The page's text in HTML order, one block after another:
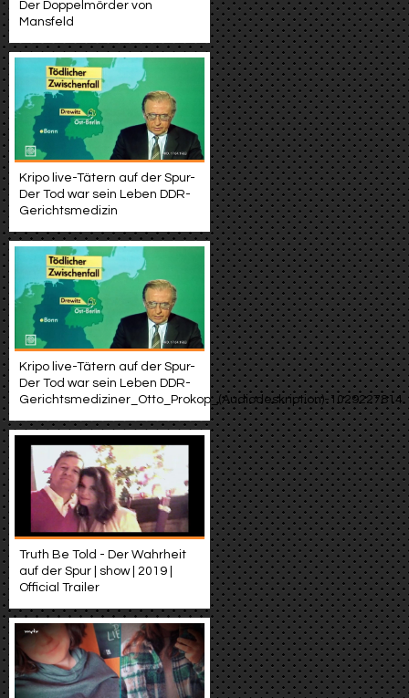
Der Doppelmörder von
Mansfeld
Kripo live-Tätern auf der Spur-
Der Tod war sein Leben DDR-
Gerichtsmedizin
Kripo live-Tätern auf der Spur-
Der Tod war sein Leben DDR-
Gerichtsmediziner_Otto_Prokop_(Audiodeskription)-1029227814
Truth Be Told - Der Wahrheit
auf der Spur | show | 2019 |
Official Trailer